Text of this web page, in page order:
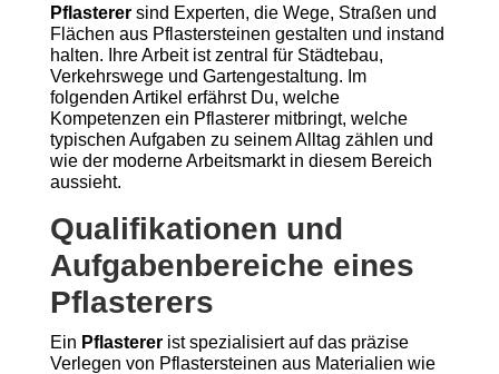
Pflasterersind Experten, die Wege, Straßen und
Flächen aus Pflastersteinen gestalten und instand
halten. Ihre Arbeit ist zentral für Städtebau,
Verkehrswege und Gartengestaltung. Im
folgenden Artikel erfährst Du, welche
Kompetenzen ein Pflasterer mitbringt, welche
typischen Aufgaben zu seinem Alltag zählen und
wie der moderne Arbeitsmarkt in diesem Bereich
aussieht.
Qualifikationen und
Aufgabenbereiche eines
Pflasterers
Ein Pflastererist spezialisiert auf das präzise
Verlegen von Pflastersteinen aus Materialien wie